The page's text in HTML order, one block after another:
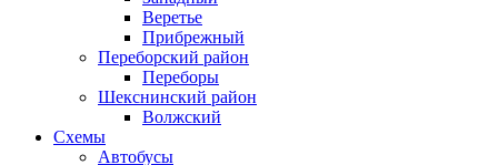
Веретье
Прибрежный
Переборский район
Переборы
Шекснинский район
Волжский
Схемы
Автобусы